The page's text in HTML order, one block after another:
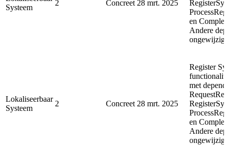
Systeem
2 Concreet 28 mrt. 2025
en
Andere
Lokaliseerbaar
Systeem
2 Concreet 28 mrt. 2025
Register
met
en
Andere